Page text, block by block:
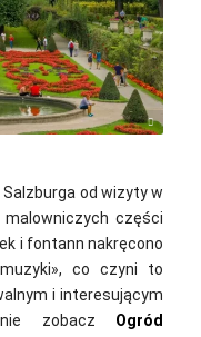
/ pixabay
od wizyty w
części
i fontann nakręcono
co czyni to
i interesującym
zobacz Ogród